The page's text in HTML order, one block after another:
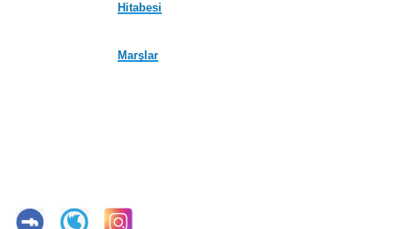
Hitabesi
Marşlar